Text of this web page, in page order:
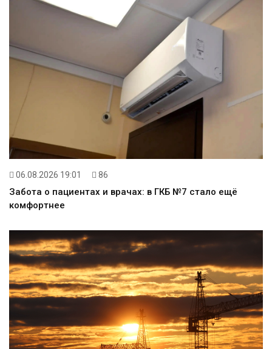
06.08.2026 19:01 86
Забота о пациентах и врачах: в ГКБ №7 стало ещё
комфортнее